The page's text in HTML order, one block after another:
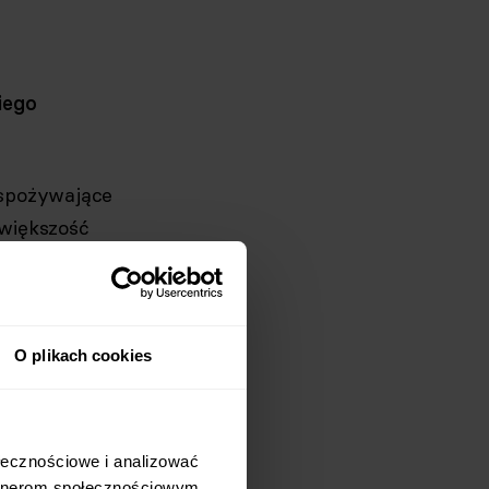
O plikach cookies
i analizować